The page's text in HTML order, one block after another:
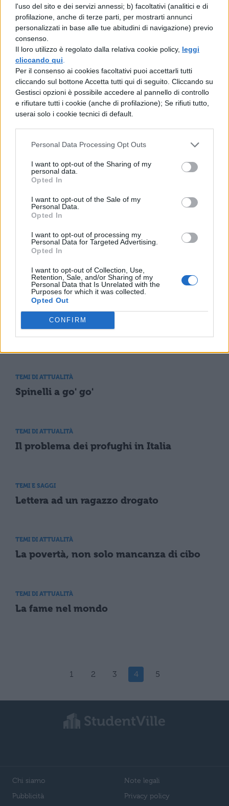
l'uso del sito e dei servizi annessi; b) facoltativi (analitici e di
profilazione, anche di terze parti, per mostrarti annunci
personalizzati in base alle tue abitudini di navigazione) previo
consenso.
Il loro utilizzo è regolato dalla relativa cookie policy, leggi
cliccando qui
Per il consenso ai cookies facoltativi puoi accettarli tutti
cliccando sul bottone Accetta tutti qui di seguito. Cliccando su
Gestisci opzioni è possibile accedere al pannello di controllo
e rifiutare tutti i cookie (anche di profilazione); Se rifiuti tutto,
userai solo i cookie tecnici di default.
Personal Data Processing Opt Outs
I want to opt-out of the Sharing of my
personal data.
Opted In
I want to opt-out of the Sale of my
Personal Data.
Opted In
I want to opt-out of processing my
Personal Data for Targeted Advertising.
Opted In
I want to opt-out of Collection, Use,
Retention, Sale, and/or Sharing of my
Personal Data that Is Unrelated with the
Purposes for which it was collected.
Opted Out
CONFIRM
TEMI DI ATTUALITÀ
In Italia gli immigrati non riescono ad
integrarsi, di chi è la responsabilità?
TEMI DI ATTUALITÀ
L'aborto
Le stragi del sabato sera
La droga
TEMI DI ATTUALITÀ
La Sussidiarietà
TEMI DI ATTUALITÀ
L'eutanasia
TEMI DI ATTUALITÀ
Spinelli a go' go'
TEMI DI ATTUALITÀ
Il problema dei profughi in Italia
TEMI E SAGGI
Lettera ad un ragazzo drogato
TEMI DI ATTUALITÀ
La povertà, non solo mancanza di cibo
TEMI DI ATTUALITÀ
La fame nel mondo
1 2 3 4 5
Chi siamo
Pubblicità
Note legali
Privacy policy